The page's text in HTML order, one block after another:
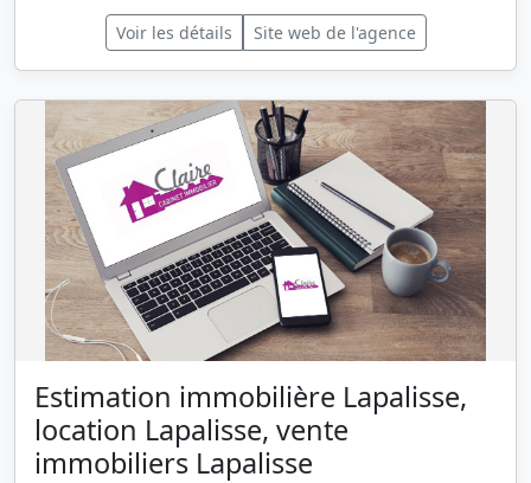
Voir les détails Site web de l'agence
Estimation immobilière Lapalisse,
location Lapalisse, vente
immobiliers Lapalisse